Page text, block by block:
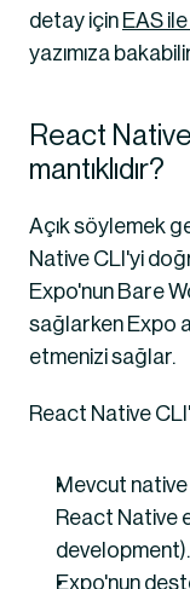
detay için EAS
yazımıza
React
mantıklıdır?
Açık söylemek
Native CLI'yi
Expo'nun Bare
sağlarken Expo
etmenizi sağlar.
React Native
Mevcut native
React Native
development).
Expo'nun